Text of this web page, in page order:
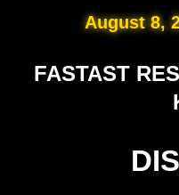
August 8,
FASTAST